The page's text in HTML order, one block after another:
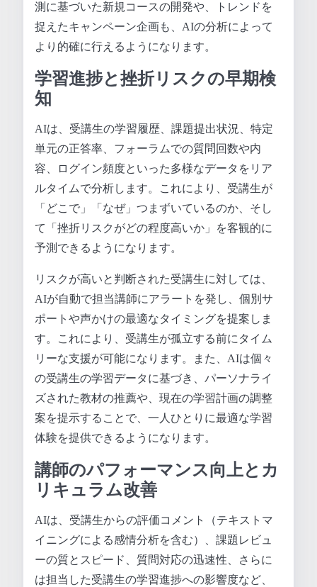
測に基づいた新規コースの開発や、トレンドを
捉えたキャンペーン企画も、AIの分析によって
より的確に行えるようになります。
学習進捗と挫折リスクの早期検
知
AIは、受講生の学習履歴、課題提出状況、特定
単元の正答率、フォーラムでの質問回数や内
容、ログイン頻度といった多様なデータをリア
ルタイムで分析します。これにより、受講生が
「どこで」「なぜ」つまずいているのか、そし
て「挫折リスクがどの程度高いか」を客観的に
予測できるようになります。
リスクが高いと判断された受講生に対しては、
AIが自動で担当講師にアラートを発し、個別サ
ポートや声かけの最適なタイミングを提案しま
す。これにより、受講生が孤立する前にタイム
リーな支援が可能になります。また、AIは個々
の受講生の学習データに基づき、パーソナライ
ズされた教材の推薦や、現在の学習計画の調整
案を提示することで、一人ひとりに最適な学習
体験を提供できるようになります。
講師のパフォーマンス向上とカ
リキュラム改善
AIは、受講生からの評価コメント（テキストマ
イニングによる感情分析を含む）、課題レビュ
ーの質とスピード、質問対応の迅速性、さらに
は担当した受講生の学習進捗への影響度など、